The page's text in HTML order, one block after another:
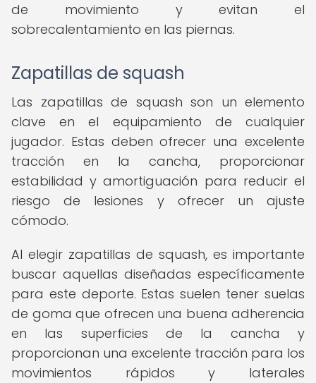
de movimiento y evitan el
sobrecalentamiento en las piernas.
Zapatillas de squash
Las zapatillas de squash son un elemento
clave en el equipamiento de cualquier
jugador. Estas deben ofrecer una excelente
tracción en la cancha, proporcionar
estabilidad y amortiguación para reducir el
riesgo de lesiones y ofrecer un ajuste
cómodo.
Al elegir zapatillas de squash, es importante
buscar aquellas diseñadas específicamente
para este deporte. Estas suelen tener suelas
de goma que ofrecen una buena adherencia
en las superficies de la cancha y
proporcionan una excelente tracción para los
movimientos rápidos y laterales